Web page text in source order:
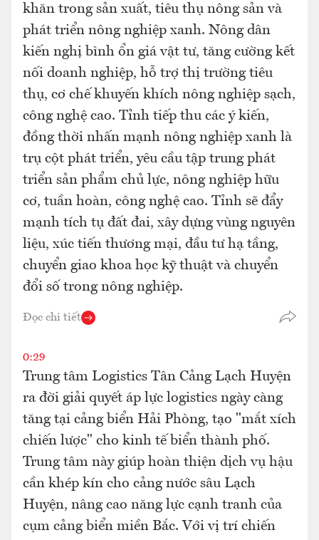
khăn trong sản xuất, tiêu thụ nông sản và
phát triển nông nghiệp xanh. Nông dân
kiến nghị bình ổn giá vật tư, tăng cường kết
nối doanh nghiệp, hỗ trợ thị trường tiêu
thụ, cơ chế khuyến khích nông nghiệp sạch,
công nghệ cao. Tỉnh tiếp thu các ý kiến,
đồng thời nhấn mạnh nông nghiệp xanh là
trụ cột phát triển, yêu cầu tập trung phát
triển sản phẩm chủ lực, nông nghiệp hữu
cơ, tuần hoàn, công nghệ cao. Tỉnh sẽ đẩy
mạnh tích tụ đất đai, xây dựng vùng nguyên
liệu, xúc tiến thương mại, đầu tư hạ tầng,
chuyển giao khoa học kỹ thuật và chuyển
đổi số trong nông nghiệp.
Đọc chi tiết
0:29
Trung tâm Logistics Tân Cảng Lạch Huyện
ra đời giải quyết áp lực logistics ngày càng
tăng tại cảng biển Hải Phòng, tạo "mắt xích
chiến lược" cho kinh tế biển thành phố.
Trung tâm này giúp hoàn thiện dịch vụ hậu
cần khép kín cho cảng nước sâu Lạch
Huyện, nâng cao năng lực cạnh tranh của
cụm cảng biển miền Bắc. Với vị trí chiến